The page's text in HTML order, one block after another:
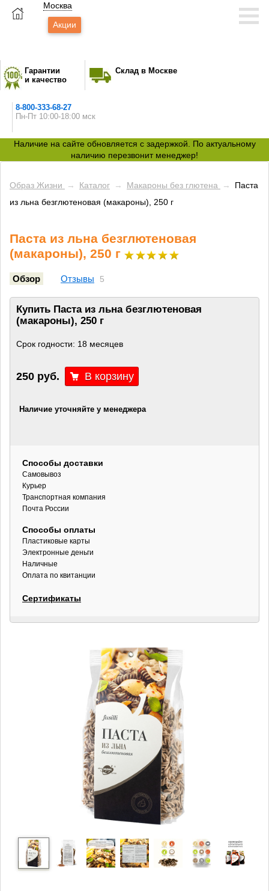
Москва
Акции
Гарантии
и качество
Склад в Москве
8-800-333-68-27
Пн-Пт 10:00-18:00 мск
Наличие на сайте обновляется с задержкой. По актуальному
наличию перезвонит менеджер!
Образ Жизни → Каталог → Макароны без глютена →
Паста
из льна безглютеновая (макароны), 250 г
Паста из льна безглютеновая
(макароны), 250 г
Обзор Отзывы 5
Купить Паста из льна безглютеновая
(макароны), 250 г
Срок годности: 18 месяцев
250 руб.
Наличие уточняйте у менеджера
Способы доставки
Самовывоз
Курьер
Транспортная компания
Почта России
Способы оплаты
Пластиковые карты
Электронные деньги
Наличные
Оплата по квитанции
Сертификаты